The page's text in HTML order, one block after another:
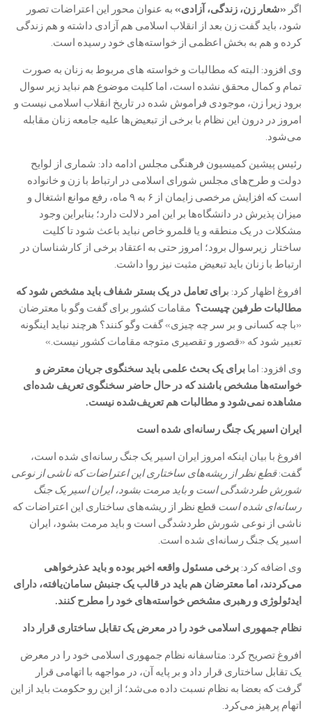
اگر «شعار زن، زندگی، آزادی» به عنوان محور این اعتراضات تصور
شود، باید گفت زن بعد از انقلاب اسلامی هم آزادی داشته و هم زندگی
کرده و هم به بخش اعظمی از خواسته‌های خود رسیده است.
وی افزود: البته که مطالبات و خواسته های مربوط به زنان به صورت
تمام و کمال محقق نشده است، اما کلیت موضوع هم نباید زیر سوال
برود زیرا زن، موجودی فراموش شده در تاریخ انقلاب اسلامی نیست و
امروز در درون این نظام با برخی از تبعیض‌ها علیه جامعه زنان مقابله
می‌شود.
رئیس پیشین کمیسیون فرهنگی مجلس ادامه داد: شماری از لوایح
دولت و طرح‌های مجلس شورای اسلامی در ارتباط با زن و خانواده
است که افزایش مرخصی زایمان از ۶ به ۹ ماه، رفع موانع اشتغال و
میزان پذیرش در دانشگاه‌ها بر این امر دلالت دارد؛ بنابراین وجود
مشکلات در یک منطقه و یا قلمرو خاص نباید باعث شود تا کلیت
ساختار زیرسوال برود؛ امروز حتی به اعتقاد برخی از کارشناسان در
ارتباط با زنان باید تبعیض مثبت نیز روا داشت.
افروغ اظهار کرد: برای تعامل در یک بستر شفاف باید مشخص شود که
مطالبات طرفین چیست؟ مقامات کشور برای گفت وگو با معترضان
«با چه کسانی و بر سر چه چیزی» گفت وگو کنند؟ هرچند نباید اینگونه
تعبیر شود که «قصور و تقصیری متوجه مقامات کشور نیست.»
وی افزود: اما برای یک بحث علمی باید سخنگوی جریان معترض و
خواسته‌ها مشخص باشند که در حال حاضر سخنگوی تعریف شده‌ای
مشاهده نمی‌شود و مطالبات هم تعریف‌شده نیست.
ایران اسیر یک جنگ رسانه‌ای شده است
افروغ با بیان اینکه امروز ایران اسیر یک جنگ رسانه‌ای شده است،
گفت:قطع نظر از ریشه‌های ساختاری این اعتراضات که ناشی از نوعی
شورش طردشدگی است و باید مرمت بشود، ایران اسیر یک جنگ
رسانه‌ای شده است قطع نظر از ریشه‌های ساختاری این اعتراضات که
ناشی از نوعی شورش طردشدگی است و باید مرمت بشود، ایران
اسیر یک جنگ رسانه‌ای شده است.
وی اضافه کرد: برخی مسئول واقعه اخیر بوده و باید عذرخواهی
می‌کردند، اما معترضان هم باید در قالب یک جنبش سامان‌یافته، دارای
ایدئولوژی و رهبری مشخص خواسته‌های خود را مطرح کنند.
نظام جمهوری اسلامی خود را در معرض یک تقابل ساختاری قرار داد
افروغ تصریح کرد: متاسفانه نظام جمهوری اسلامی خود را در معرض
یک تقابل ساختاری قرار داد و بر پایه آن، در مواجهه با اتهامی قرار
گرفت که بعضا به نظام نسبت داده می‌شد؛ از این رو حکومت باید از این
اتهام پرهیز می‌کرد.